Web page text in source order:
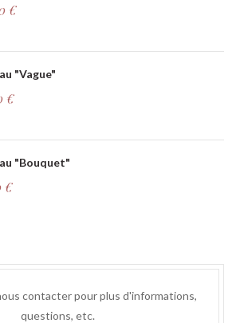
€
"Vague"
€
"Bouquet"
€
contacter pour plus d'informations,
questions, etc.